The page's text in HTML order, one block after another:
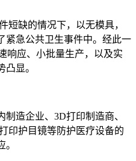
短缺的情况下，以无模具，
紧急公共卫生事件中。经此一
响应、小批量生产，以及实
显。
造企业、3D打印制造商、
印护目镜等防护医疗设备的